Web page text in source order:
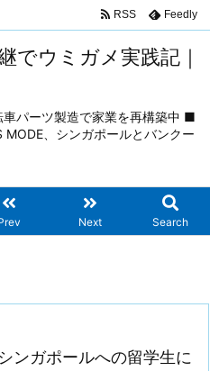
でウミガメ実践記｜
パーツ製造で家業を再構築中 ■
MODE、シンガポールとバンクー
Next Search
RSS Feedly
ンガポールへの留学生に